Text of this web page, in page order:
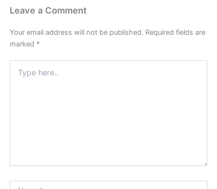
Leave a Comment
Your email address will not be published. Required fields are
marked *
here..